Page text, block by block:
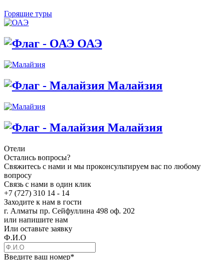
Горящие туры
ОАЭ
Малайзия
Малайзия
Отели
Остались вопросы?
Свяжитесь с нами и мы проконсультируем вас по любому
вопросу
Связь с нами в один клик
+7 (727) 310 14 - 14
Заходите к нам в гости
г. Алматы пр. Сейфуллина 498 оф. 202
или напишите нам
Или оставьте заявку
Ф.И.О
Введите ваш номер*